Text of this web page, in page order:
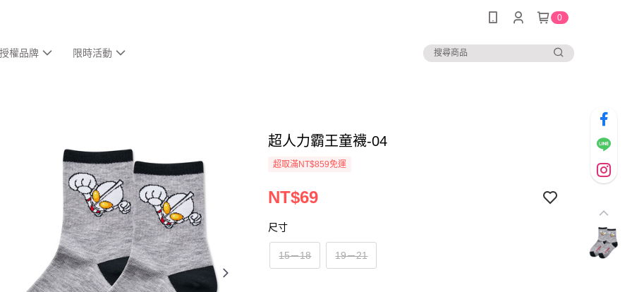
0
權品牌 限時活動
超人力霸王童襪-04
超取滿NT$859免運
NT$69
尺寸
15－18 19－21